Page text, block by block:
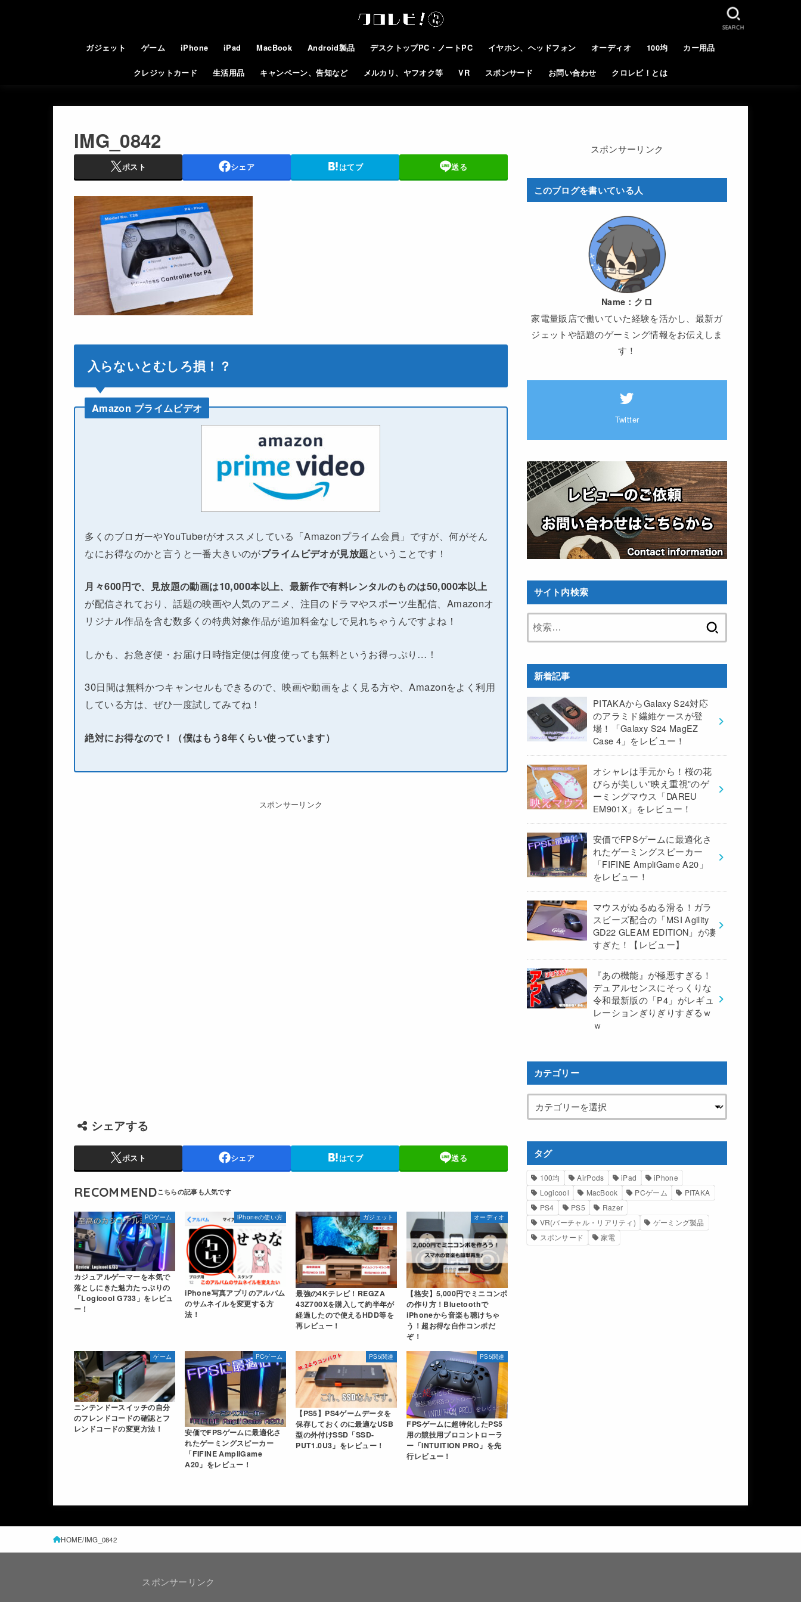
ガジェット ゲーム iPhone iPad MacBook Android製品 デスクトップPC・ノートPC イヤホン、ヘッドフォン オーディオ 100均 カー用品
クレジットカード 生活用品 キャンペーン、告知など メルカリ、ヤフオク等 VR スポンサード お問い合わせ クロレビ！とは
SEARCH
IMG_0842
ポスト シェア はてブ 送る
入らないとむしろ損！？
Amazon プライムビデオ
多くのブロガーやYouTuberがオススメしている「Amazonプライム会員」ですが、何がそん
なにお得なのかと言うと一番大きいのがプライムビデオが見放題ということです！
月々600円で、見放題の動画は10,000本以上、最新作で有料レンタルのものは50,000本以上
が配信されており、話題の映画や人気のアニメ、注目のドラマやスポーツ生配信、Amazonオ
リジナル作品を含む数多くの特典対象作品が追加料金なしで見れちゃうんですよね！
しかも、お急ぎ便・お届け日時指定便は何度使っても無料というお得っぷり…！
30日間は無料かつキャンセルもできるので、映画や動画をよく見る方や、Amazonをよく利用
している方は、ぜひ一度試してみてね！
絶対にお得なので！（僕はもう8年くらい使っています）
スポンサーリンク
シェアする
ポスト シェア はてブ 送る
RECOMMEND
PCゲーム
カジュアルゲーマーを本気で
落としにきた魅力たっぷりの
「Logicool G733」をレビュ
ー！
iPhoneの使い方
iPhone写真アプリのアルバム
のサムネイルを変更する方
法！
ガジェット
最強の4Kテレビ！REGZA
43Z700Xを購入して約半年が
経過したので使えるHDD等を
再レビュー！
オーディオ
【格安】5,000円でミニコンポ
の作り方！Bluetoothで
iPhoneから音楽も聴けちゃ
う！超お得な自作コンポだ
ぞ！
ゲーム
ニンテンドースイッチの自分
のフレンドコードの確認とフ
レンドコードの変更方法！
PCゲーム
安価でFPSゲームに最適化さ
れたゲーミングスピーカー
「FIFINE AmpliGame
A20」をレビュー！
PS5関連
【PS5】PS4ゲームデータを
保存しておくのに最適なUSB
型の外付けSSD「SSD-
PUT1.0U3」をレビュー！
PS5関連
FPSゲームに超特化したPS5
用の競技用プロコントローラ
ー「INTUITION PRO」を先
行レビュー！
スポンサーリンク
このブログを書いている人
Name： クロ
家電量販店で働いていた経験を活かし、最新ガ
ジェットや話題のゲーミング情報をお伝えしま
す！
Twitter
サイト内検索
新着記事
PITAKAからGalaxy S24対応
のアラミド繊維ケースが登
場！「Galaxy S24 MagEZ
Case 4」をレビュー！
オシャレは手元から！桜の花
びらが美しい”映え重視”のゲ
ーミングマウス「DAREU
EM901X」をレビュー！
安価でFPSゲームに最適化さ
れたゲーミングスピーカー
「FIFINE AmpliGame A20」
をレビュー！
マウスがぬるぬる滑る！ガラ
スビーズ配合の「MSI Agility
GD22 GLEAM EDITION」が凄
すぎた！【レビュー】
『あの機能』が極悪すぎる！
デュアルセンスにそっくりな
令和最新版の「P4」がレギュ
レーションぎりぎりすぎるｗ
ｗ
カテゴリー
タグ
100均 AirPods iPad
iPhone
Logicool
MacBook PCゲーム
PITAKA
PS4
PS5
Razer
VR(バーチャル・リアリティ)
ゲーミング製品
スポンサード
家電
HOME IMG_0842
スポンサーリンク